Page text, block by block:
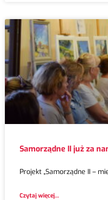
Samorządne II już za
Projekt „Samorządne II –
Czytaj więcej...